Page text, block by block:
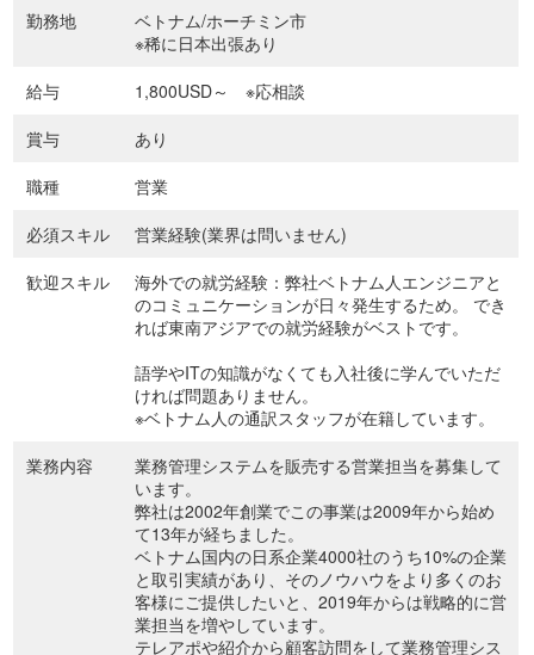
勤務地
ベトナム/ホーチミン市
※稀に日本出張あり
給与
1,800USD～ ※応相談
賞与
あり
職種
営業
必須スキル
営業経験(業界は問いません)
歓迎スキル
海外での就労経験：弊社ベトナム人エンジニアと
のコミュニケーションが日々発生するため。 でき
れば東南アジアでの就労経験がベストです。
語学やITの知識がなくても入社後に学んでいただ
ければ問題ありません。
※ベトナム人の通訳スタッフが在籍しています。
業務内容
業務管理システムを販売する営業担当を募集して
います。
弊社は2002年創業でこの事業は2009年から始め
て13年が経ちました。
ベトナム国内の日系企業4000社のうち10%の企業
と取引実績があり、そのノウハウをより多くのお
客様にご提供したいと、2019年からは戦略的に営
業担当を増やしています。
テレアポや紹介から顧客訪問をして業務管理シス